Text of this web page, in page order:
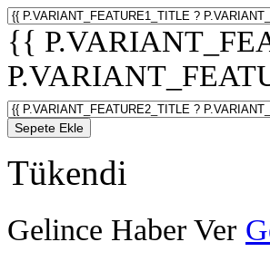
{{
Sepete Ekle
Tükendi
Gelince Haber Ver